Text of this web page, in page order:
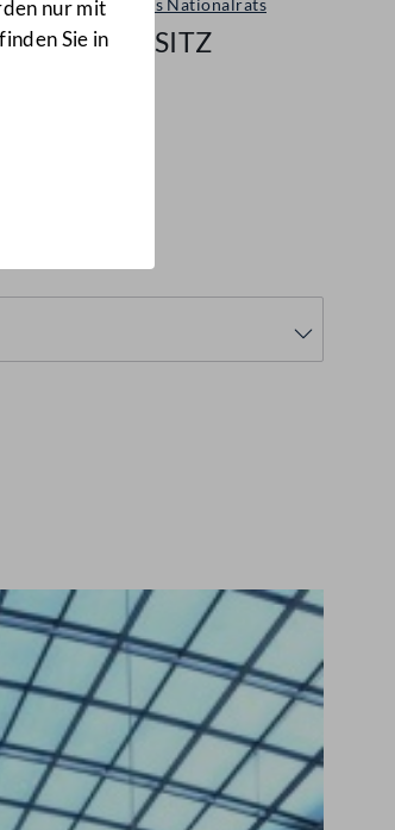
nur mit
Sie in
Sitzungen des Nationalrats
177/NRSITZ